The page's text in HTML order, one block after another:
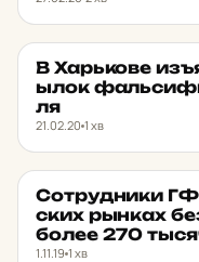
НОВИНИ ХАРКОВА
В Харь­ко­ве
ылок
ля
21.02.20 1 хв
НОВИНИ ХАРКОВА
Сот­руд­ни­ки
ских рынках
более 270
1.11.19 1 хв